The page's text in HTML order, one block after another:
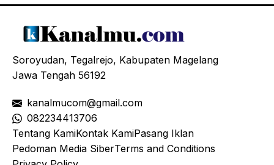
Soroyudan, Tegalrejo, Kabupaten Magelang
Jawa Tengah 56192
kanalmucom@gmail.com
082234413706
Tentang KamiKontak KamiPasang Iklan
Pedoman Media SiberTerms and Conditions